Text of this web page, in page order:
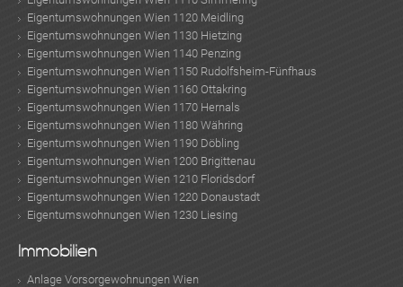
Eigentumswohnungen Wien 1120 Meidling
Eigentumswohnungen Wien 1130 Hietzing
Eigentumswohnungen Wien 1140 Penzing
Eigentumswohnungen Wien 1150 Rudolfsheim-Fünfhaus
Eigentumswohnungen Wien 1160 Ottakring
Eigentumswohnungen Wien 1170 Hernals
Eigentumswohnungen Wien 1180 Währing
Eigentumswohnungen Wien 1190 Döbling
Eigentumswohnungen Wien 1200 Brigittenau
Eigentumswohnungen Wien 1210 Floridsdorf
Eigentumswohnungen Wien 1220 Donaustadt
Eigentumswohnungen Wien 1230 Liesing
Immobilien
Anlage Vorsorgewohnungen Wien